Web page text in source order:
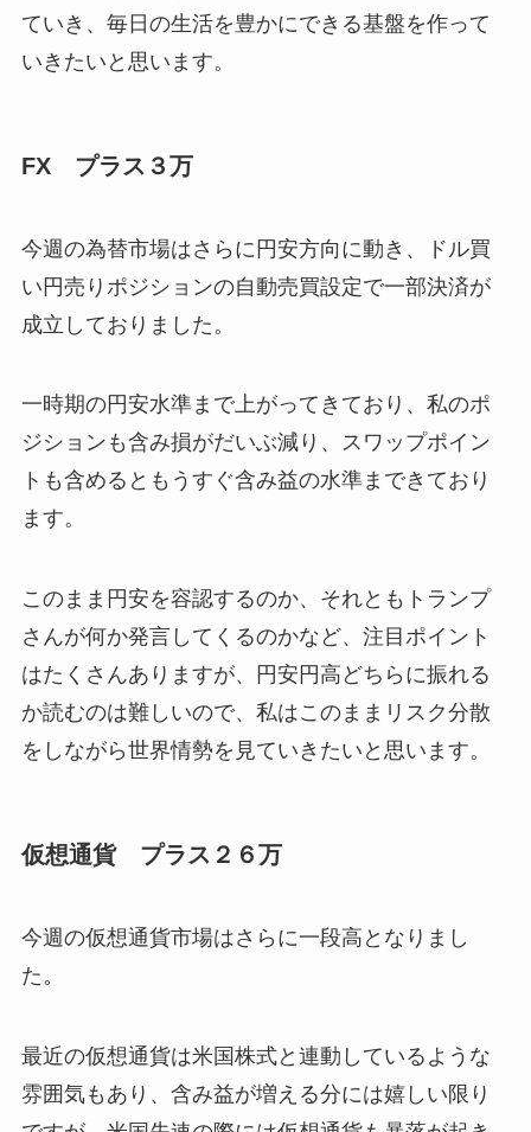
ていき、毎日の生活を豊かにできる基盤を作って
いきたいと思います。
FX プラス３万
今週の為替市場はさらに円安方向に動き、ドル買
い円売りポジションの自動売買設定で一部決済が
成立しておりました。
一時期の円安水準まで上がってきており、私のポ
ジションも含み損がだいぶ減り、スワップポイン
トも含めるともうすぐ含み益の水準まできており
ます。
このまま円安を容認するのか、それともトランプ
さんが何か発言してくるのかなど、注目ポイント
はたくさんありますが、円安円高どちらに振れる
か読むのは難しいので、私はこのままリスク分散
をしながら世界情勢を見ていきたいと思います。
仮想通貨 プラス２６万
今週の仮想通貨市場はさらに一段高となりまし
た。
最近の仮想通貨は米国株式と連動しているような
雰囲気もあり、含み益が増える分には嬉しい限り